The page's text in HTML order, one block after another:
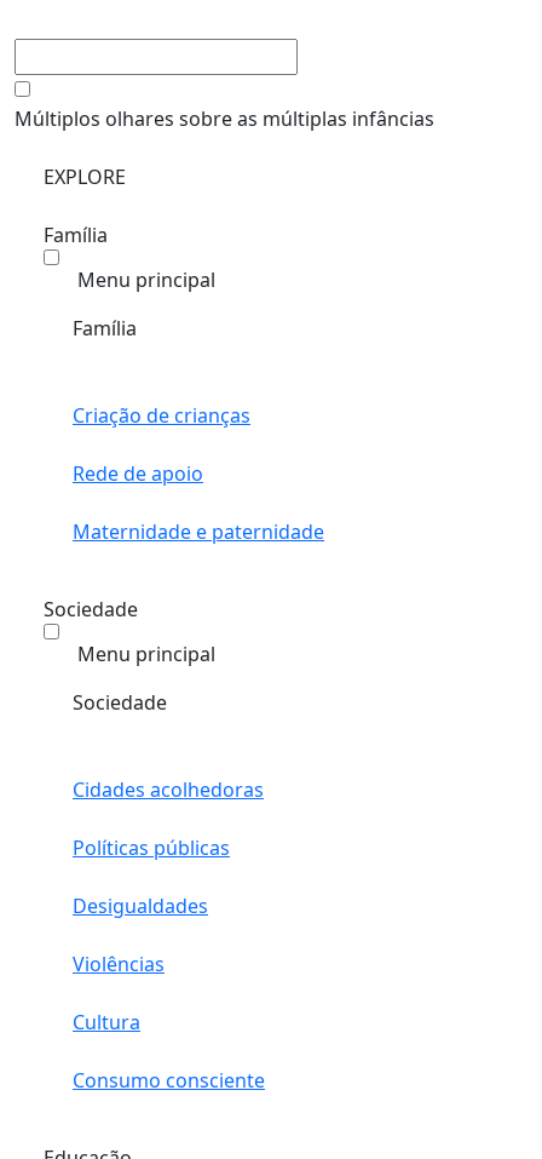
Múltiplos olhares sobre as múltiplas infâncias
EXPLORE
Família
Menu principal
Família
Criação de crianças
Rede de apoio
Maternidade e paternidade
Sociedade
Menu principal
Sociedade
Cidades acolhedoras
Políticas públicas
Desigualdades
Violências
Cultura
Consumo consciente